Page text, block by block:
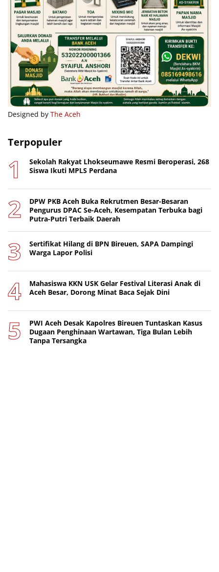
Designed by The Aceh
Terpopuler
Sekolah Rakyat Lhokseumawe Resmi Beroperasi, 268
Siswa Ikuti MPLS Perdana
DPW PKB Aceh Buka Rekrutmen Besar-Besaran
Pengurus DPAC Se-Aceh, Kesempatan Terbuka bagi
Putra-Putri Terbaik Daerah
Sertifikat Hilang di BPN Bireuen, SAPA Dampingi
Warga Lapor Polisi
Mahasiswa KKN USK Gelar Festival Literasi Anak di
Aceh Besar, Dorong Minat Baca Sejak Dini
PWI Aceh Desak Kapolres Bireuen Tuntaskan Kasus
Dugaan Penghinaan Wartawan, Tiga Bulan Lebih
Tanpa Tersangka